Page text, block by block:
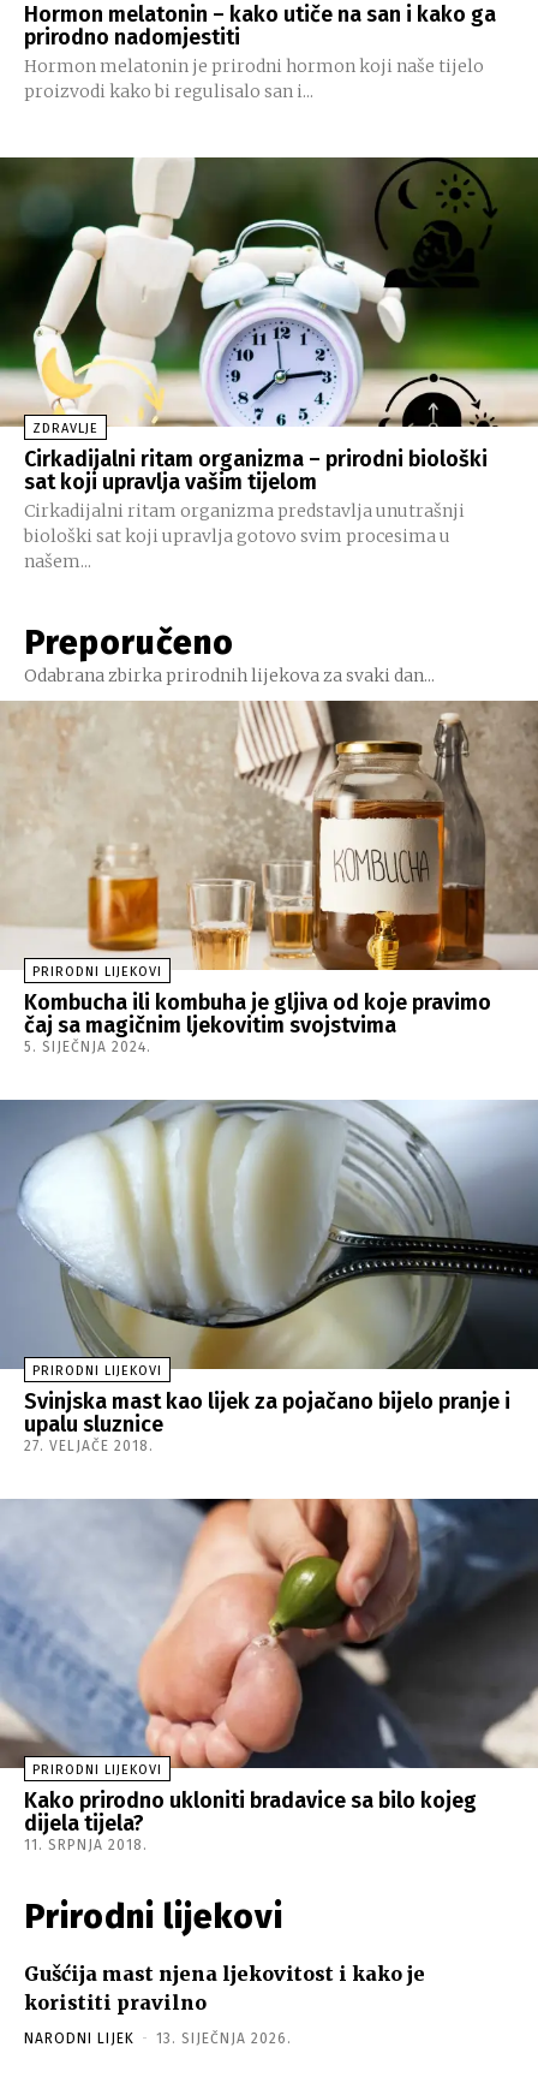
Hormon melatonin – kako utiče na san i kako ga
prirodno nadomjestiti
Hormon melatonin je prirodni hormon koji naše tijelo
proizvodi kako bi regulisalo san i...
ZDRAVLJE
Cirkadijalni ritam organizma – prirodni biološki
sat koji upravlja vašim tijelom
Cirkadijalni ritam organizma predstavlja unutrašnji
biološki sat koji upravlja gotovo svim procesima u
našem...
Preporučeno
Odabrana zbirka prirodnih lijekova za svaki dan...
PRIRODNI LIJEKOVI
Kombucha ili kombuha je gljiva od koje pravimo
čaj sa magičnim ljekovitim svojstvima
5. SIJEČNJA 2024.
PRIRODNI LIJEKOVI
Svinjska mast kao lijek za pojačano bijelo pranje i
upalu sluznice
27. VELJAČE 2018.
PRIRODNI LIJEKOVI
Kako prirodno ukloniti bradavice sa bilo kojeg
dijela tijela?
11. SRPNJA 2018.
Prirodni lijekovi
Gušćija mast njena ljekovitost i kako je
koristiti pravilno
NARODNI LIJEK - 13. SIJEČNJA 2026.